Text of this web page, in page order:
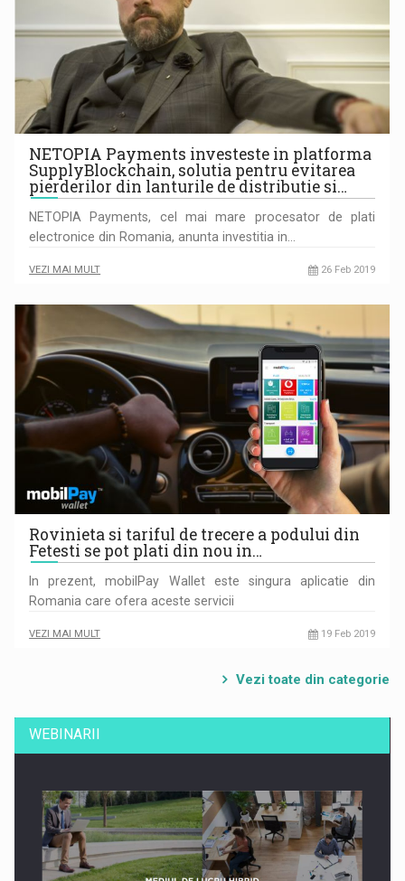
NETOPIA Payments investeste in platforma
SupplyBlockchain, solutia pentru evitarea
pierderilor din lanturile de distributie si…
NETOPIA Payments, cel mai mare procesator de plati
electronice din Romania, anunta investitia in…
VEZI MAI MULT 26 Feb 2019
Rovinieta si tariful de trecere a podului din
Fetesti se pot plati din nou in…
In prezent, mobilPay Wallet este singura aplicatie din
Romania care ofera aceste servicii
VEZI MAI MULT 19 Feb 2019
Vezi toate din categorie
WEBINARII